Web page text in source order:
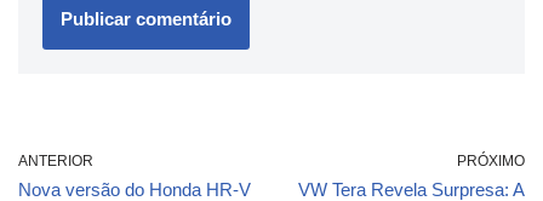
ANTERIOR
Nova versão do Honda HR-V
PRÓXIMO
VW Tera Revela Surpresa: A